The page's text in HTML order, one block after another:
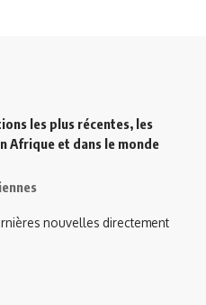
les plus récentes, les
Afrique et dans le monde
nouvelles directement